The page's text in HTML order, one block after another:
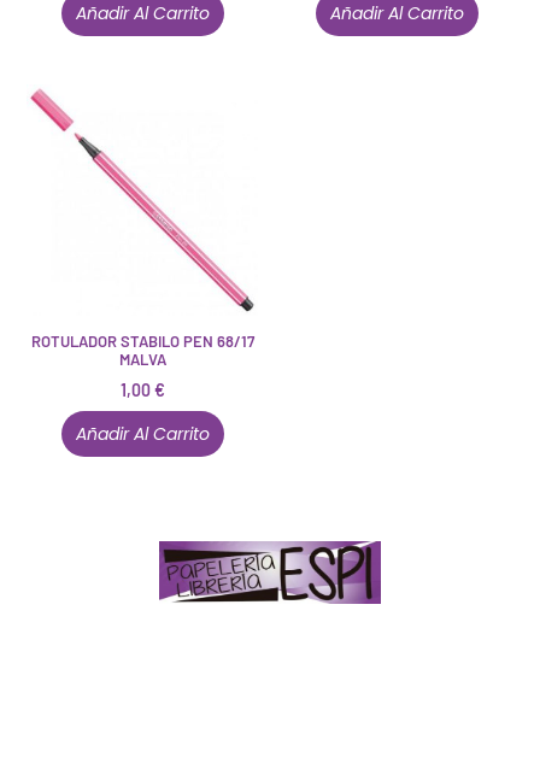
Añadir Al Carrito Añadir Al Carrito
ROTULADOR STABILO PEN 68/17
MALVA
1,00€
Añadir Al Carrito